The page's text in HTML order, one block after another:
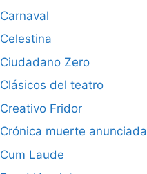
Carnaval
Celestina
Ciudadano Zero
Clásicos del teatro
Creativo Fridor
Crónica muerte anunciada
Cum Laude